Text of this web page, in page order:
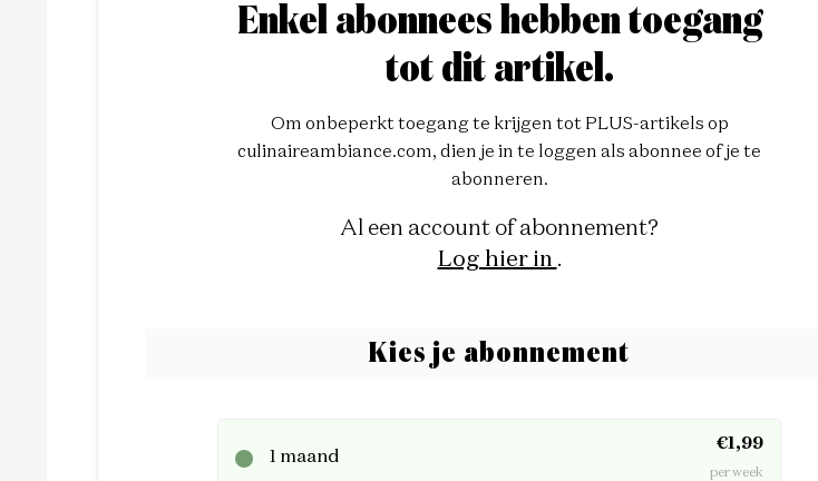
Enkel abonnees hebben toegang
tot dit artikel.
Om onbeperkt toegang te krijgen tot PLUS-artikels op
culinaireambiance.com, dien je in te loggen als abonnee of je te
abonneren.
Al een account of abonnement?
Log hier in .
Kies je abonnement
1 maand
€1,99
per week